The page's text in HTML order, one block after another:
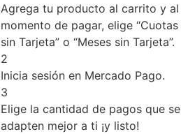
Agrega tu producto al carrito y al
momento de pagar, elige “Cuotas
sin Tarjeta” o “Meses sin Tarjeta”.
2
Inicia sesión en Mercado Pago.
3
Elige la cantidad de pagos que se
adapten mejor a ti ¡y listo!